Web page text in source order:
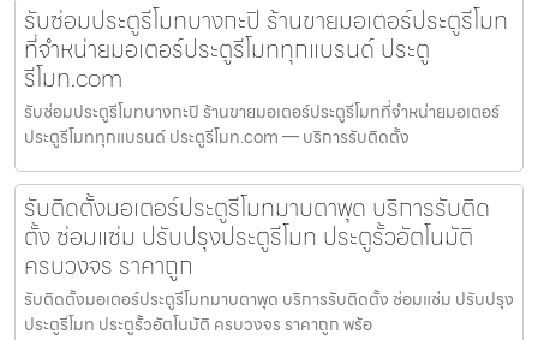
รับซ่อมประตูรีโมทบางกะปิ ร้านขายมอเตอร์ประตูรีโมท
ที่จำหน่ายมอเตอร์ประตูรีโมททุกแบรนด์ ประตู
รีโมท.com
รับซ่อมประตูรีโมทบางกะปิ ร้านขายมอเตอร์ประตูรีโมทที่จำหน่ายมอเตอร์
ประตูรีโมททุกแบรนด์ ประตูรีโมท.com — บริการรับติดตั้ง
รับติดตั้งมอเตอร์ประตูรีโมทมาบตาพุด บริการรับติด
ตั้ง ซ่อมแซ่ม ปรับปรุงประตูรีโมท ประตูรั้วอัตโนมัติ
ครบวงจร ราคาถูก
รับติดตั้งมอเตอร์ประตูรีโมทมาบตาพุด บริการรับติดตั้ง ซ่อมแซ่ม ปรับปรุง
ประตูรีโมท ประตูรั้วอัตโนมัติ ครบวงจร ราคาถูก พร้อ